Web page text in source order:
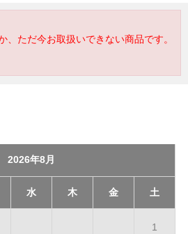
、ただ今お取扱いできない商品です。
2026年8月
水 木 金 土
1